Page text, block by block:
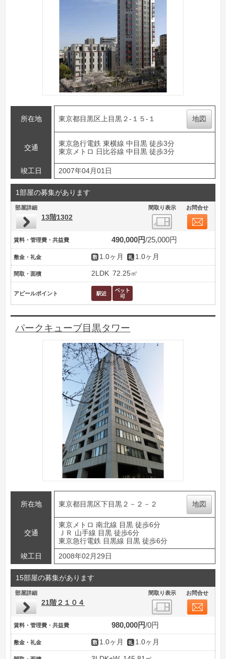
所在地 東京都目黒区上目黒２-１５-１ 地図
交通
東京急行電鉄 東横線 中目黒 徒歩3分
東京メトロ 日比谷線 中目黒 徒歩3分
竣工日 2007年04月01日
1部屋の募集があります
部屋詳細 間取り表示 お問合せ
13階1302
賃料・管理費・共益費 490,000円 25,000円
敷金・礼金 1.0ヶ月 1.0ヶ月
間取・面積 2LDK 72.25㎡
アピールポイント
パークキューブ目黒タワー
所在地 東京都目黒区下目黒２－２－２ 地図
交通
東京メトロ 南北線 目黒 徒歩6分
ＪＲ 山手線 目黒 徒歩6分
東京急行電鉄 目黒線 目黒 徒歩6分
竣工日
2008年02月29日
15部屋の募集があります
部屋詳細 間取り表示 お問合せ
21階２１０４
賃料・管理費・共益費 980,000円 0円
敷金・礼金 1.0ヶ月 1.0ヶ月